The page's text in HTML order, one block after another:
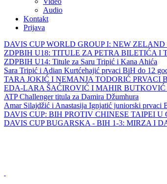
Audio
Kontakt
Prijava
DAVIS CUP WORLD GROUP I: NEW ZELAND
ZDPBIH U18: TITULE ZA PETRA BILETIĆA I
ZDPBIH U14: Titule za Saru Tripić i Kana Ahića
Sara Tripić i Adian Kurtćehajić prvaci BiH do 12
TARA JOKIĆ I NEMANJA TODORIĆ PRVACI
EDA-LARA ŠAĆIROVIĆ I MAHIR BUTKOVIĆ
ATP Challenger titula za Damira Džumhura
Amar Silajdžić i Anastasija Ignjatić juniorski prvaci
DAVIS CUP: BIH PROTIV CHINESE TAIPEI U
DAVIS CUP BUGARSKA - BIH 1-3: MIRZA I